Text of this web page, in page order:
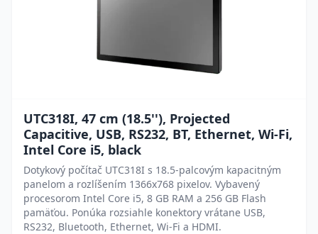
UTC318I, 47 cm (18.5''), Projected
Capacitive, USB, RS232, BT, Ethernet, Wi-Fi,
Intel Core i5, black
Dotykový počítač UTC318I s 18.5-palcovým kapacitným
panelom a rozlíšením 1366x768 pixelov. Vybavený
procesorom Intel Core i5, 8 GB RAM a 256 GB Flash
pamäťou. Ponúka rozsiahle konektory vrátane USB,
RS232, Bluetooth, Ethernet, Wi-Fi a HDMI.